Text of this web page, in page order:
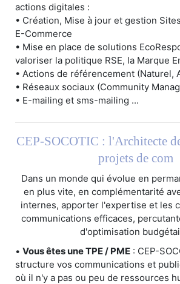
actions digitales :
• Création, Mise à jour et gestion
E-Commerce
• Mise en place de solutions
valoriser la politique RSE, la Marque
• Actions de référencement (Naturel,
• Réseaux sociaux (Community
• E-mailing et sms-mailing ...
CEP-SOCOTIC : l'Architecte
projets de com
Dans un monde qui évolue en
en plus vite, en complémentarité
internes, apporter l'expertise et les
communications efficaces,
d'optimisation
• Vous êtes une TPE / PME : CEP-
structure vos communications et
où il n'y a pas ou peu de ressources